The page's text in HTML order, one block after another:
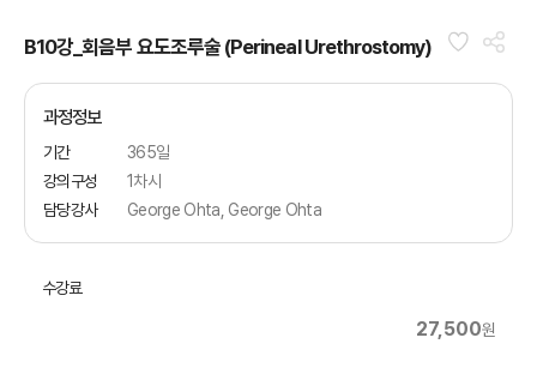
B10강_회음부 요도조루술 (Perineal Urethrostomy)
과정정보
기간
365일
강의구성
1차시
담당강사
George Ohta, George Ohta
수강료
27,500원